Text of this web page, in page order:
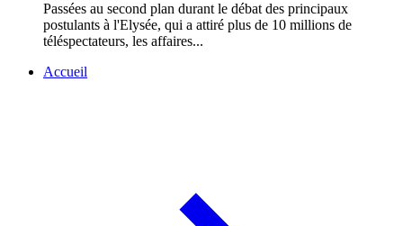
Passées au second plan durant le débat des principaux
postulants à l'Elysée, qui a attiré plus de 10 millions de
téléspectateurs, les affaires...
Accueil